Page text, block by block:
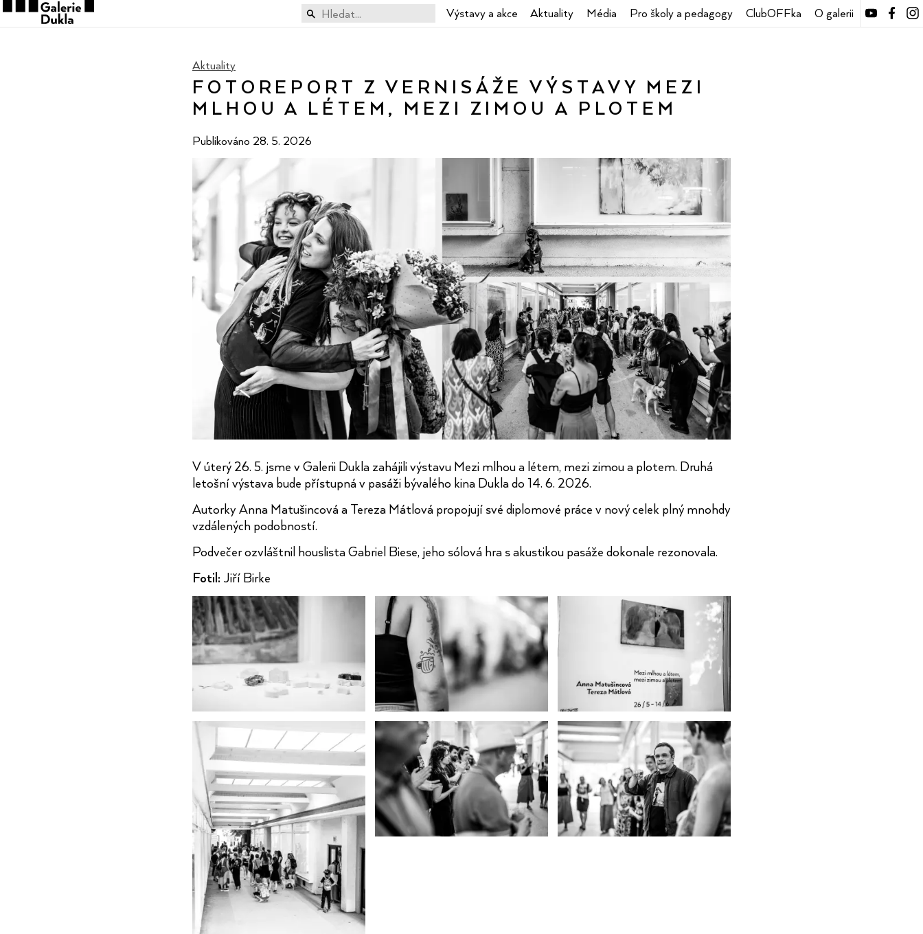
Vyhledávání Výstavy a akce Aktuality Média Pro školy a pedagogy ClubOFFka O galerii
Aktuality
FOTOREPORT Z VERNISÁŽE VÝSTAVY MEZI
MLHOU A LÉTEM, MEZI ZIMOU A PLOTEM
Publikováno 28. 5. 2026
V úterý 26. 5. jsme v Galerii Dukla zahájili výstavu Mezi mlhou a létem, mezi zimou a plotem. Druhá
letošní výstava bude přístupná v pasáži bývalého kina Dukla do 14. 6. 2026.
Autorky Anna Matušincová a Tereza Mátlová propojují své diplomové práce v nový celek plný mnohdy
vzdálených podobností.
Podvečer ozvláštnil houslista Gabriel Biese, jeho sólová hra s akustikou pasáže dokonale rezonovala.
Fotil: Jiří Birke